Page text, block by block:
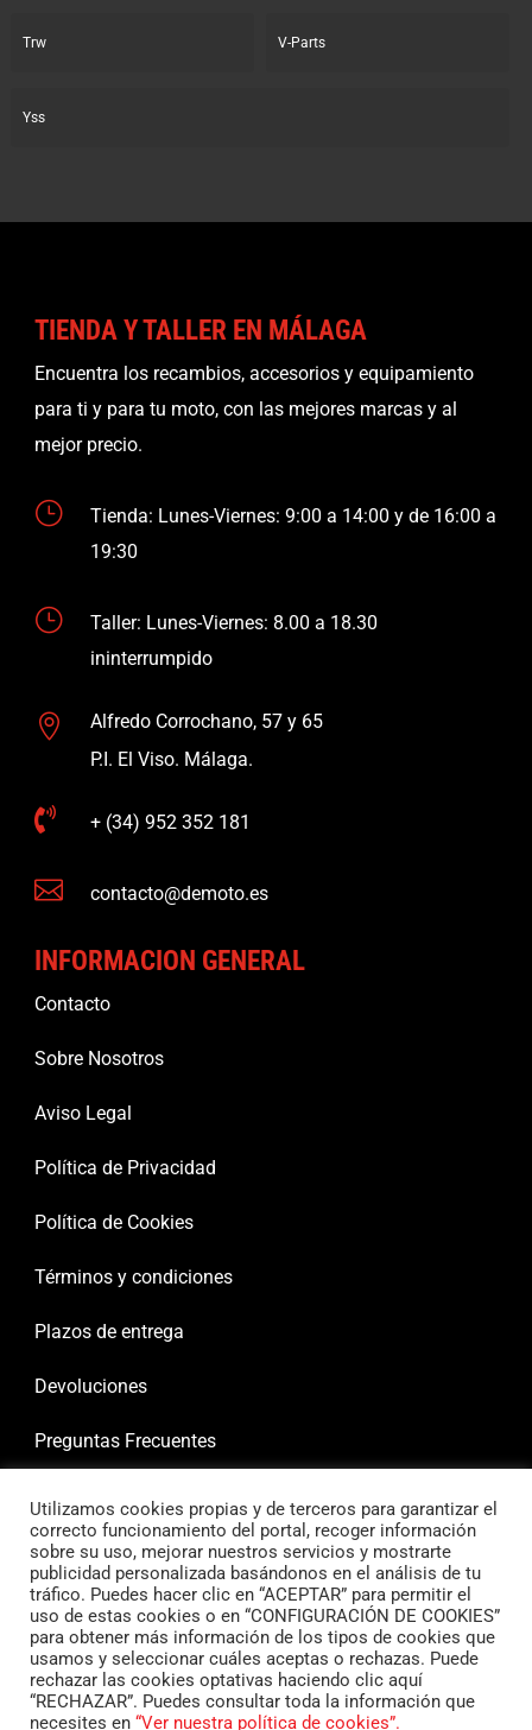
Trw V-Parts
Yss
TIENDA Y TALLER EN MÁLAGA
Encuentra los recambios, accesorios y equipamiento
para ti y para tu moto, con las mejores marcas y al
mejor precio.
}
Tienda: Lunes-Viernes: 9:00 a 14:00 y de 16:00 a
19:30
}
Taller: Lunes-Viernes: 8.00 a 18.30
ininterrumpido

Alfredo Corrochano, 57 y 65
P.I. El Viso. Málaga.
 + (34) 952 352 181
 contacto@demoto.es
INFORMACION GENERAL
Contacto
Sobre Nosotros
Aviso Legal
Política de Privacidad
Política de Cookies
Términos y condiciones
Plazos de entrega
Devoluciones
Preguntas Frecuentes
Utilizamos cookies propias y de terceros para garantizar el
correcto funcionamiento del portal, recoger información
sobre su uso, mejorar nuestros servicios y mostrarte
publicidad personalizada basándonos en el análisis de tu
tráfico. Puedes hacer clic en “ACEPTAR” para permitir el
uso de estas cookies o en “CONFIGURACIÓN DE COOKIES”
para obtener más información de los tipos de cookies que
usamos y seleccionar cuáles aceptas o rechazas. Puede
rechazar las cookies optativas haciendo clic aquí
“RECHAZAR”. Puedes consultar toda la información que
necesites en “Ver nuestra política de cookies”.